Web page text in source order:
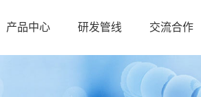
产品中心 研发管线 交流合作